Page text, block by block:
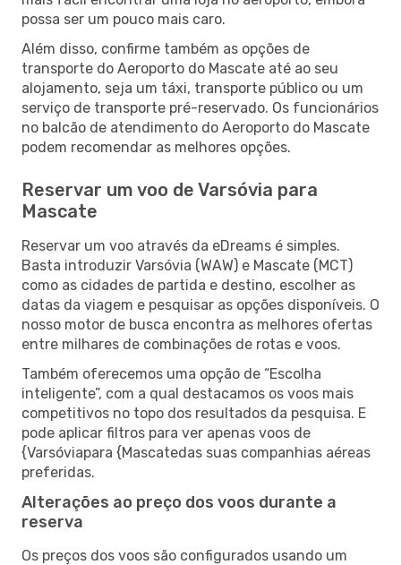
possa ser um pouco mais caro.
Além disso, confirme também as opções de
transporte do Aeroporto do Mascate até ao seu
alojamento, seja um táxi, transporte público ou um
serviço de transporte pré-reservado. Os funcionários
no balcão de atendimento do Aeroporto do Mascate
podem recomendar as melhores opções.
Reservar um voo de Varsóvia para
Mascate
Reservar um voo através da eDreams é simples.
Basta introduzir Varsóvia (WAW) e Mascate (MCT)
como as cidades de partida e destino, escolher as
datas da viagem e pesquisar as opções disponíveis. O
nosso motor de busca encontra as melhores ofertas
entre milhares de combinações de rotas e voos.
Também oferecemos uma opção de “Escolha
inteligente”, com a qual destacamos os voos mais
competitivos no topo dos resultados da pesquisa. E
pode aplicar filtros para ver apenas voos de
{Varsóviapara {Mascatedas suas companhias aéreas
preferidas.
Alterações ao preço dos voos durante a
reserva
Os preços dos voos são configurados usando um